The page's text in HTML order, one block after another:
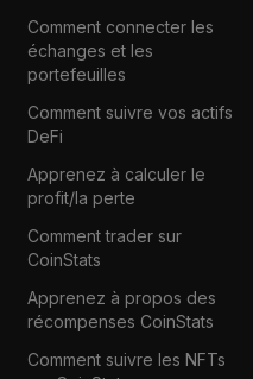
Comment connecter les
échanges et les
portefeuilles
Comment suivre vos actifs
DeFi
Apprenez à calculer le
profit/la perte
Comment trader sur
CoinStats
Apprenez à propos des
récompenses CoinStats
Comment suivre les NFTs